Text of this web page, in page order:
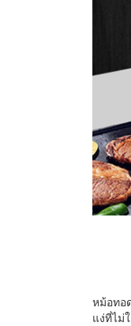
หม้อทอ
แง่ที่ไม่